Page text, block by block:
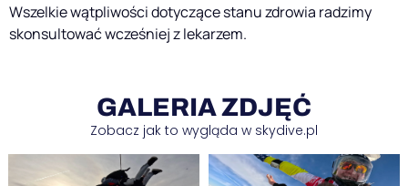
Wszelkie wątpliwości dotyczące stanu zdrowia radzimy
skonsultować wcześniej z lekarzem.
GALERIA ZDJĘĆ
Zobacz jak to wygląda w skydive.pl